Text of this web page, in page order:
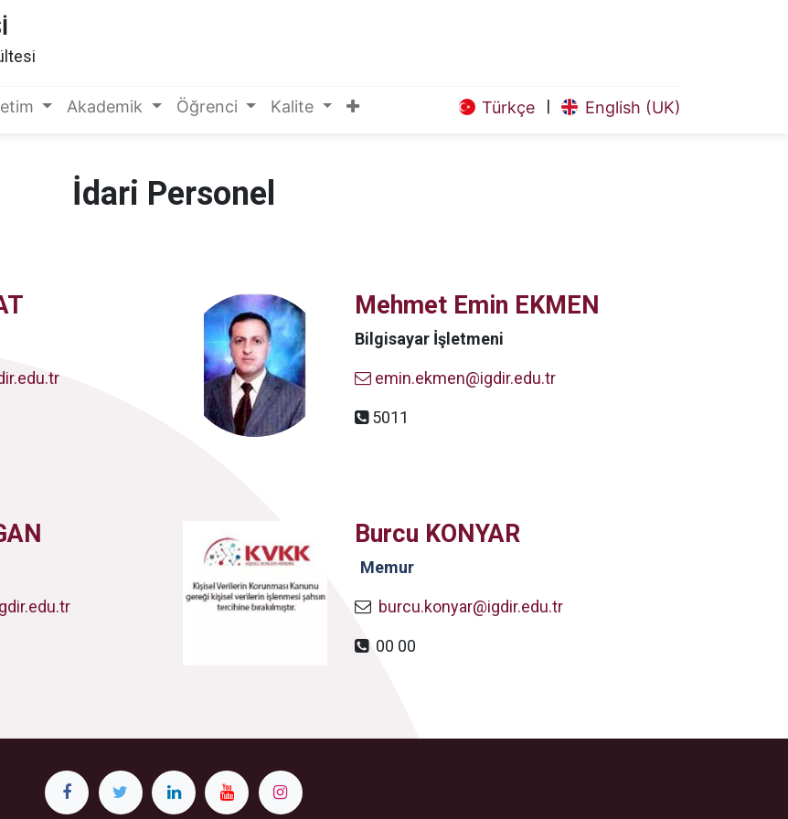
Akademik Öğrenci Kalite Türkçe | English (UK)
İdari Personel
Mehmet Emin EKMEN
Bilgisayar İşletmeni
emin.ekmen@igdir.edu.tr
5011
Burcu KONYAR
​Memur
burcu.konyar@igdir.edu.tr
00 00